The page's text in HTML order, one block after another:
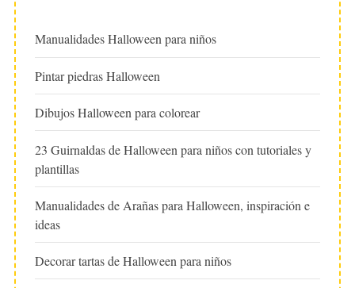
Manualidades Halloween para niños
Pintar piedras Halloween
Dibujos Halloween para colorear
23 Guirnaldas de Halloween para niños con tutoriales y
plantillas
Manualidades de Arañas para Halloween, inspiración e
ideas
Decorar tartas de Halloween para niños